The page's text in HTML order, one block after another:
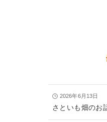
2026年6月13日
さといも畑のお